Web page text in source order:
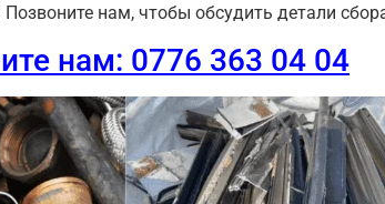
нам, чтобы обсудить детали
нам: 0776 363 04 04